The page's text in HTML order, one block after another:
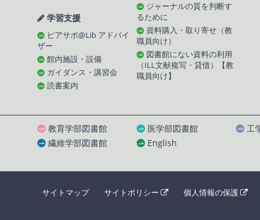
学習支援
ピアサポ@Lib アドバイ
ザー
館内施設・設備
ガイダンス・講習会
読書案内
ジャーナルの質を判断す
るために
資料購入・取り寄せ（教
職員向け）
図書館にない資料の利用
（ILL文献複写・貸借）【教
職員向け】
教育学部図書館 医学部図書館
工
繊維学部図書館 English
サイトマップ サイトポリシー 個人情報の保護